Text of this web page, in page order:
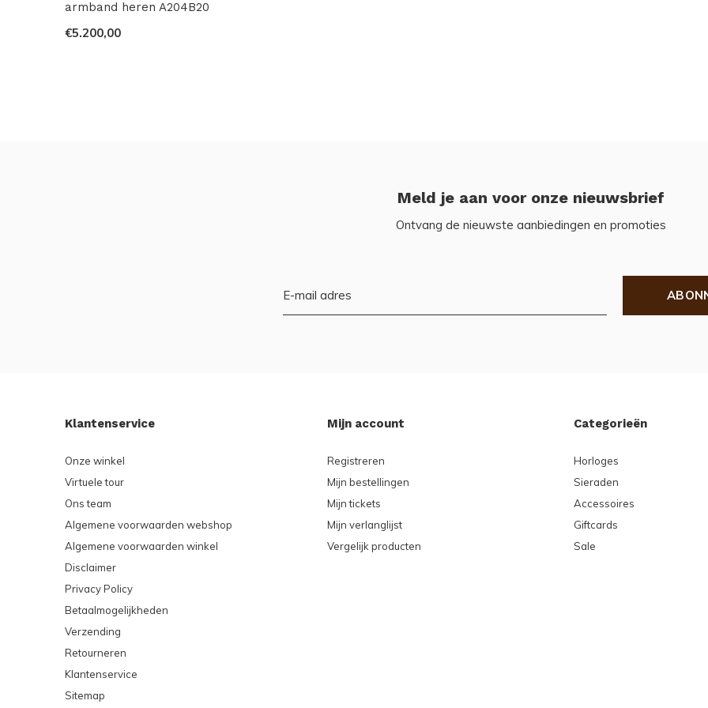
armband heren A204B20
€5.200,00
Meld je aan voor onze nieuwsbrief
Ontvang de nieuwste aanbiedingen en promoties
Klantenservice
Onze winkel
Virtuele tour
Ons team
Algemene voorwaarden webshop
Algemene voorwaarden winkel
Disclaimer
Privacy Policy
Betaalmogelijkheden
Verzending
Retourneren
Klantenservice
Sitemap
Mijn account
Registreren
Mijn bestellingen
Mijn tickets
Mijn verlanglijst
Vergelijk producten
Categorieën
Horloges
Sieraden
Accessoires
Giftcards
Sale